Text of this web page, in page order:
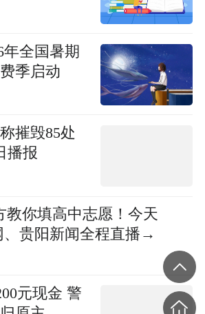
年全国暑期
季启动
摧毁85处
播报
教你填高中志愿！今天
、贵阳新闻全程直播→
元现金 警